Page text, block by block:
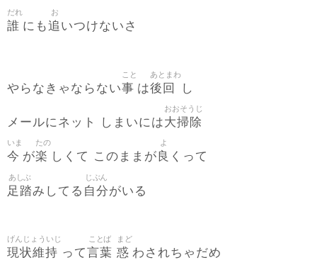
誰
だれ
にも追
お
いつけないさ
やらなきゃならない事
こと
は後回
あとまわ
し
メールにネット しまいには大掃除
おおそうじ
今
いま
が楽
たの
しくて このままが 良
よ
くって
足踏
あしぶ
みしてる 自分
じぶん
がいる
現状維持
げんじょういじ
って言葉
ことば
惑
まど
わされちゃだめ